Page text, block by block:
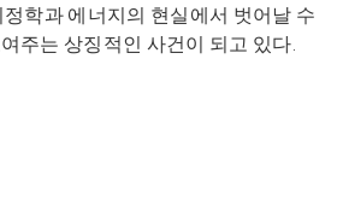
학과 에너지의 현실에서 벗어날 수
주는 상징적인 사건이 되고 있다.